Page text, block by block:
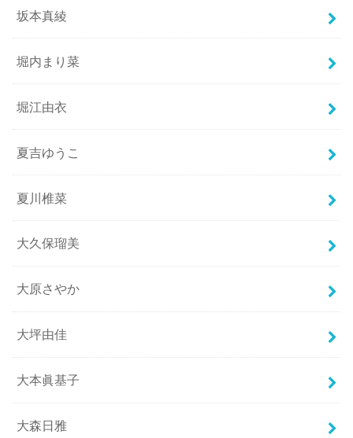
坂本真綾
堀内まり菜
堀江由衣
夏吉ゆうこ
夏川椎菜
大久保瑠美
大原さやか
大坪由佳
大本眞基子
大森日雅